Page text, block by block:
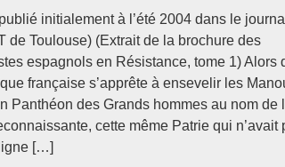
initialement à l’été 2004 dans le
de Toulouse) (Extrait de la brochure des
espagnols en Résistance, tome 1) Alors
française s’apprête à ensevelir les
Panthéon des Grands hommes au nom de
cette même Patrie qui n’avait
[…]